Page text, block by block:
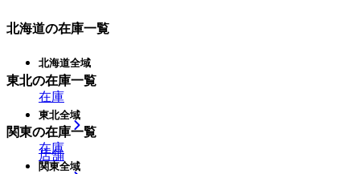
北海道の在庫一覧
北海道全域
在庫
店舗
東北の在庫一覧
東北全域
在庫
関東の在庫一覧
関東全域